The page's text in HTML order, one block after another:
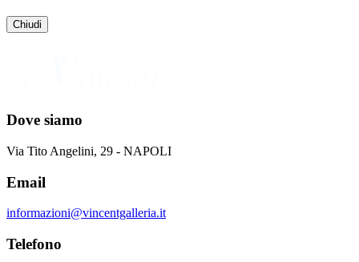
Chiudi
Dove siamo
Via Tito Angelini, 29 - NAPOLI
Email
informazioni@vincentgalleria.it
Telefono